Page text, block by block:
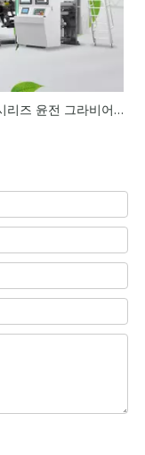
환경 보호 인쇄에 대한 Oyang Honor Els 시리즈 윤전 그라비어 인쇄기의 중요한 공헌